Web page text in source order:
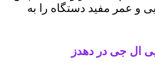
و عمر مفید دستگاه را به
ال جی در دهدز